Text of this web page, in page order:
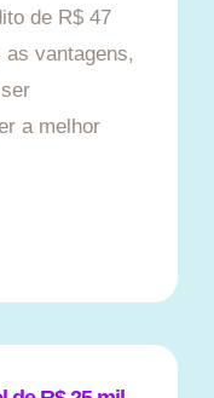
de R$ 47
as vantagens,
a melhor